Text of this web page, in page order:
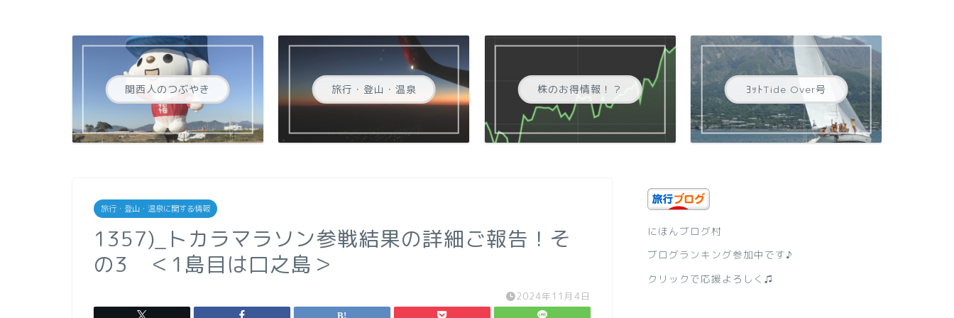
関西人のつぶやき 旅行・登山・温泉 株のお得情報！？ ﾖｯﾄTide Over号
旅行・登山・温泉に関する情報
1357)_トカラマラソン参戦結果の詳細ご報告！そ
の3 ＜1島目は口之島＞
2024年11月4日
にほんブログ村
ブログランキング参加中です♪
クリックで応援よろしく♫